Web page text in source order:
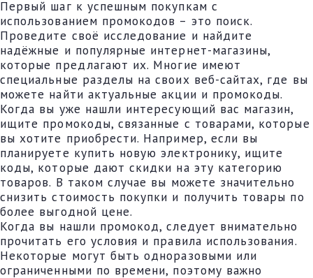
Первый шаг к успешным покупкам с
использованием промокодов – это поиск.
Проведите своё исследование и найдите
надёжные и популярные интернет-магазины,
которые предлагают их. Многие имеют
специальные разделы на своих веб-сайтах, где вы
можете найти актуальные акции и промокоды.
Когда вы уже нашли интересующий вас магазин,
ищите промокоды, связанные с товарами, которые
вы хотите приобрести. Например, если вы
планируете купить новую электронику, ищите
коды, которые дают скидки на эту категорию
товаров. В таком случае вы можете значительно
снизить стоимость покупки и получить товары по
более выгодной цене.
Когда вы нашли промокод, следует внимательно
прочитать его условия и правила использования.
Некоторые могут быть одноразовыми или
ограниченными по времени, поэтому важно